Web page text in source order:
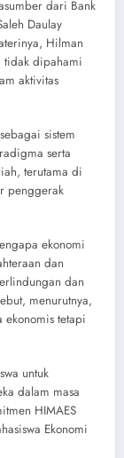
dari Bank
Daulay
Hilman
tidak dipahami
aktivitas
sistem
serta
terutama di
penggerak
ekonomi
dan
dan
menurutnya,
ekonomis tetapi
untuk
dalam masa
HIMAES
Ekonomi